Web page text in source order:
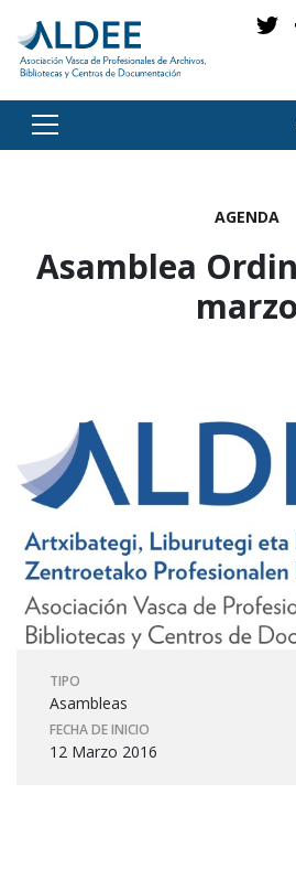
AGENDA
Asamblea
marzo
TIPO
Asambleas
FECHA DE INICIO
12 Marzo 2016